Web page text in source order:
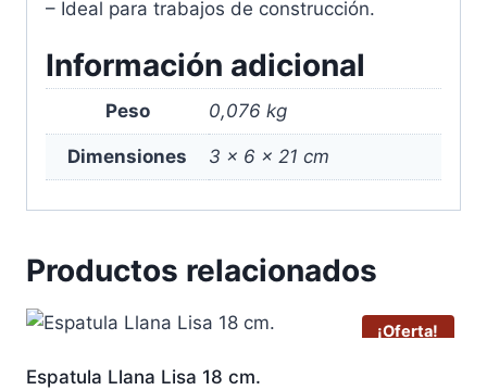
– Ideal para trabajos de construcción.
Información adicional
Peso 0,076 kg
Dimensiones 3 × 6 × 21 cm
Productos relacionados
¡Oferta!
Espatula Llana Lisa 18 cm.